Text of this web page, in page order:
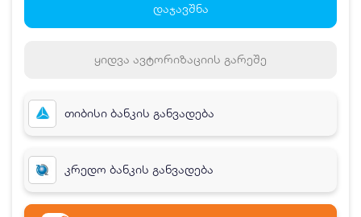
ნომრის ღირებულება დანაზოგით
დაჯავშნა
ყიდვა ავტორიზაციის გარეშე
თიბისი ბანკის განვადება
კრედო ბანკის განვადება